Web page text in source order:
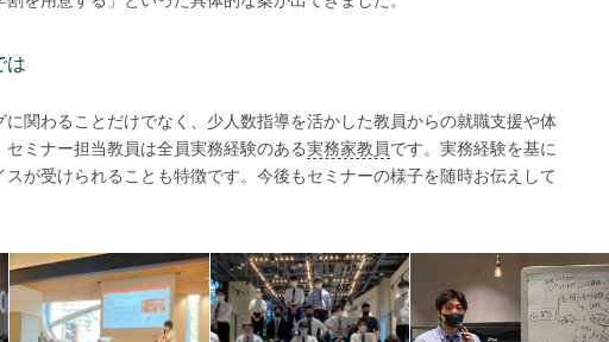
は
に関わることだけでなく、少人数指導を活かした教員からの就職支援や体
セミナー担当教員は全員実務経験のある実務家教員です。実務経験を基に
スが受けられることも特徴です。今後もセミナーの様子を随時お伝えして